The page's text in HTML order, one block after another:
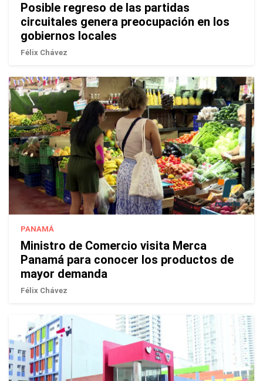
Posible regreso de las partidas
circuitales genera preocupación en los
gobiernos locales
Félix Chávez
PANAMÁ
Ministro de Comercio visita Merca
Panamá para conocer los productos de
mayor demanda
Félix Chávez